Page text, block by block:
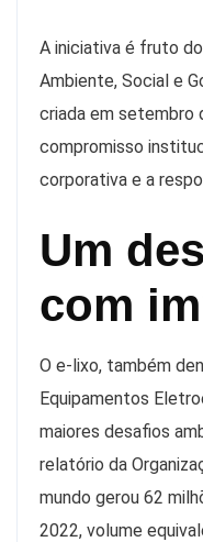
A iniciativa é fruto
Ambiente, Social e
criada em setembro
compromisso
corporativa e a
Um
com
O e-lixo, também
Equipamentos
maiores desafios
relatório da
mundo gerou 62
2022, volume